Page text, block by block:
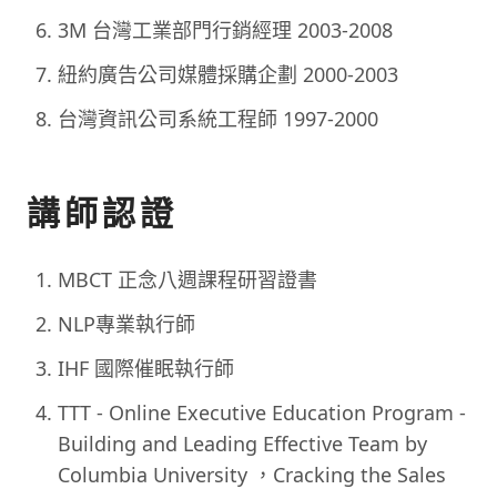
3M 台灣工業部門行銷經理 2003-2008
紐約廣告公司媒體採購企劃 2000-2003
台灣資訊公司系統工程師 1997-2000
講師認證
MBCT 正念八週課程研習證書
NLP專業執行師
IHF 國際催眠執行師
TTT - Online Executive Education Program -
Building and Leading Effective Team by
Columbia University ，Cracking the Sales